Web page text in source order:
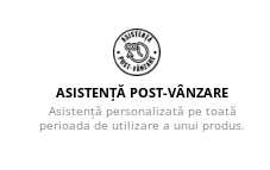
ASISTENȚĂ POST-VÂNZARE
Asistență personalizată pe toată
perioada de utilizare a unui produs.